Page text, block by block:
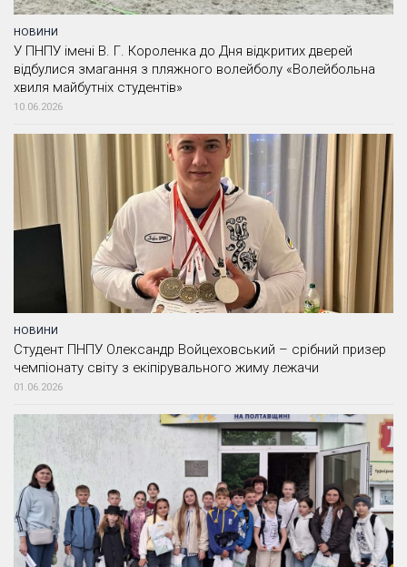
НОВИНИ
У ПНПУ імені В. Г. Короленка до Дня відкритих дверей
відбулися змагання з пляжного волейболу «Волейбольна
хвиля майбутніх студентів»
10.06.2026
НОВИНИ
Студент ПНПУ Олександр Войцеховський – срібний призер
чемпіонату світу з екіпірувального жиму лежачи
01.06.2026